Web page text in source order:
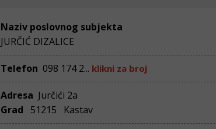
Naziv poslovnog subjekta
JURČIĆ DIZALICE
Telefon 098 174 2... klikni za broj
Adresa Jurčići 2a
Grad
51215 Kastav